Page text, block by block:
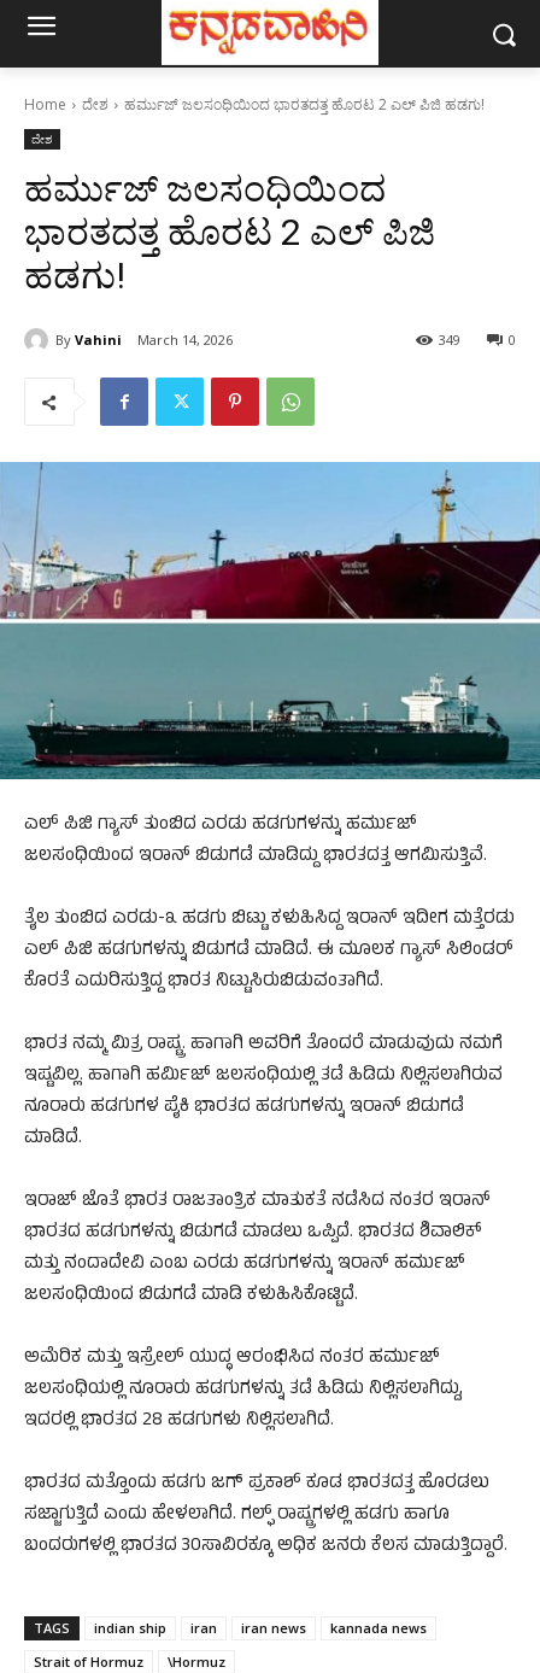
Home ದೇಶ ಹರ್ಮುಜ್‌ ಜಲಸಂಧಿಯಿಂದ ಭಾರತದತ್ತ ಹೊರಟ 2 ಎಲ್‌ ಪಿಜಿ ಹಡಗು!
ದೇಶ
ಹರ್ಮುಜ್‌ ಜಲಸಂಧಿಯಿಂದ
ಭಾರತದತ್ತ ಹೊರಟ 2 ಎಲ್‌ ಪಿಜಿ
ಹಡಗು!
By Vahini March 14, 2026 0
349
ಎಲ್‌ ಪಿಜಿ ಗ್ಯಾಸ್‌ ತುಂಬಿದ ಎರಡು ಹಡಗುಗಳನ್ನು ಹರ್ಮುಜ್‌
ಜಲಸಂಧಿಯಿಂದ ಇರಾನ್‌ ಬಿಡುಗಡೆ ಮಾಡಿದ್ದು ಭಾರತದತ್ತ ಆಗಮಿಸುತ್ತಿವೆ.
ತೈಲ ತುಂಬಿದ ಎರಡು-೩ ಹಡಗು ಬಿಟ್ಟು ಕಳುಹಿಸಿದ್ದ ಇರಾನ್‌ ಇದೀಗ ಮತ್ತೆರಡು
ಎಲ್‌ ಪಿಜಿ ಹಡಗುಗಳನ್ನು ಬಿಡುಗಡೆ ಮಾಡಿದೆ. ಈ ಮೂಲಕ ಗ್ಯಾಸ್‌ ಸಿಲಿಂಡರ್‌
ಕೊರತೆ ಎದುರಿಸುತ್ತಿದ್ದ ಭಾರತ ನಿಟ್ಟುಸಿರುಬಿಡುವಂತಾಗಿದೆ.
ಭಾರತ ನಮ್ಮ ಮಿತ್ರ ರಾಷ್ಟ್ರ. ಹಾಗಾಗಿ ಅವರಿಗೆ ತೊಂದರೆ ಮಾಡುವುದು ನಮಗೆ
ಇಷ್ಟವಿಲ್ಲ. ಹಾಗಾಗಿ ಹರ್ಮಿಜ್‌ ಜಲಸಂಧಿಯಲ್ಲಿ ತಡೆ ಹಿಡಿದು ನಿಲ್ಲಿಸಲಾಗಿರುವ
ನೂರಾರು ಹಡಗುಗಳ ಪೈಕಿ ಭಾರತದ ಹಡಗುಗಳನ್ನು ಇರಾನ್‌ ಬಿಡುಗಡೆ
ಮಾಡಿದೆ.
ಇರಾಜ್‌ ಜೊತೆ ಭಾರತ ರಾಜತಾಂತ್ರಿಕ ಮಾತುಕತೆ ನಡೆಸಿದ ನಂತರ ಇರಾನ್‌
ಭಾರತದ ಹಡಗುಗಳನ್ನು ಬಿಡುಗಡೆ ಮಾಡಲು ಒಪ್ಪಿದೆ. ಭಾರತದ ಶಿವಾಲಿಕ್‌
ಮತ್ತು ನಂದಾದೇವಿ ಎಂಬ ಎರಡು ಹಡಗುಗಳನ್ನು ಇರಾನ್‌ ಹರ್ಮುಜ್‌
ಜಲಸಂಧಿಯಿಂದ ಬಿಡುಗಡೆ ಮಾಡಿ ಕಳುಹಿಸಿಕೊಟ್ಟಿದೆ.
ಅಮೆರಿಕ ಮತ್ತು ಇಸ್ರೇಲ್‌ ಯುದ್ಧ ಆರಂಭಿಸಿದ ನಂತರ ಹರ್ಮುಜ್‌
ಜಲಸಂಧಿಯಲ್ಲಿ ನೂರಾರು ಹಡಗುಗಳನ್ನು ತಡೆ ಹಿಡಿದು ನಿಲ್ಲಿಸಲಾಗಿದ್ದು,
ಇದರಲ್ಲಿ ಭಾರತದ 28 ಹಡಗುಗಳು ನಿಲ್ಲಿಸಲಾಗಿದೆ.
ಭಾರತದ ಮತ್ತೊಂದು ಹಡಗು ಜಗ್‌ ಪ್ರಕಾಶ್‌ ಕೂಡ ಭಾರತದತ್ತ ಹೊರಡಲು
ಸಜ್ಜಾಗುತ್ತಿದೆ ಎಂದು ಹೇಳಲಾಗಿದೆ. ಗಲ್ಫ್‌ ರಾಷ್ಟ್ರಗಳಲ್ಲಿ ಹಡಗು ಹಾಗೂ
ಬಂದರುಗಳಲ್ಲಿ ಭಾರತದ 30ಸಾವಿರಕ್ಕೂ ಅಧಿಕ ಜನರು ಕೆಲಸ ಮಾಡುತ್ತಿದ್ದಾರೆ.
TAGS indian ship iran iran news
kannada news
Strait of Hormuz
\Hormuz